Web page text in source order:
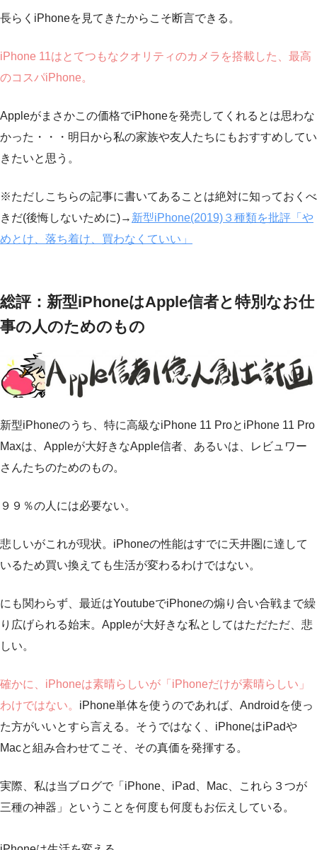
長らくiPhoneを見てきたからこそ断言できる。
iPhone 11はとてつもなクオリティのカメラを搭載した、最高
のコスパiPhone。
Appleがまさかこの価格でiPhoneを発売してくれるとは思わな
かった・・・明日から私の家族や友人たちにもおすすめしてい
きたいと思う。
※ただしこちらの記事に書いてあることは絶対に知っておくべ
きだ(後悔しないために)→ 新型iPhone(2019)３種類を批評「や
めとけ、落ち着け、買わなくていい」
総評：新型iPhoneはApple信者と特別なお仕
事の人のためのもの
新型iPhoneのうち、特に高級なiPhone 11 ProとiPhone 11 Pro
Maxは、Appleが大好きなApple信者、あるいは、レビュワー
さんたちのためのもの。
９９％の人には必要ない。
悲しいがこれが現状。iPhoneの性能はすでに天井圏に達して
いるため買い換えても生活が変わるわけではない。
にも関わらず、最近はYoutubeでiPhoneの煽り合い合戦まで繰
り広げられる始末。Appleが大好きな私としてはただただ、悲
しい。
確かに、iPhoneは素晴らしいが「iPhoneだけが素晴らしい」
わけではない。 iPhone単体を使うのであれば、Androidを使っ
た方がいいとすら言える。そうではなく、iPhoneはiPadや
Macと組み合わせてこそ、その真価を発揮する。
実際、私は当ブログで「iPhone、iPad、Mac、これら３つが
三種の神器」ということを何度も何度もお伝えしている。